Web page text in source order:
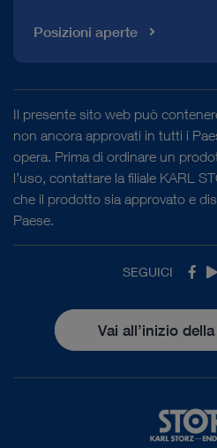
Posizioni aperte
Il presente sito web può
non ancora approvati in tutti i
opera. Prima di ordinare un
l’uso, contattare la filiale KARL
che il prodotto sia approvato e
Paese.
SEGUICI
Vai all’inizio